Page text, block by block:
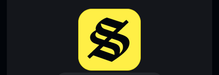
Jetzt herunterladen